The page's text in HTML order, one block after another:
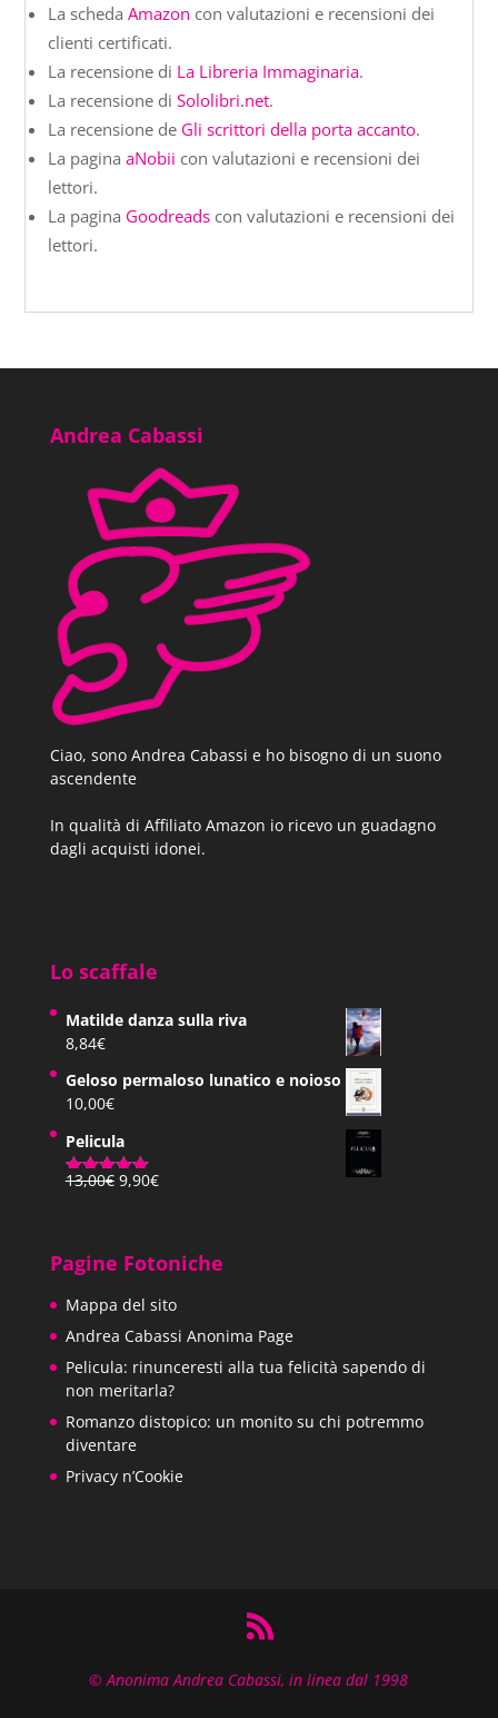
La schedaAmazon con valutazioni e recensioni dei
clienti certificati.
La recensione di La Libreria Immaginaria.
La recensione diSololibri.net.
La recensione de Gli scrittori della porta accanto.
La paginaaNobii con valutazioni e recensioni dei
lettori.
La pagina Goodreads con valutazioni e recensioni dei
lettori.
Andrea Cabassi
Ciao, sono Andrea Cabassi e ho bisogno di un suono
ascendente
In qualità di Affiliato Amazon io ricevo un guadagno
dagli acquisti idonei.
Lo scaffale
Matilde danza sulla riva
8,84€
Geloso permaloso lunatico e noioso
10,00€
Pelicula
Valutato
13,00€ Il
13,00€.
9,90€Il
9,90€.
Pagine Fotoniche
Mappa del sito
Andrea Cabassi Anonima Page
Pelicula: rinunceresti alla tua felicità sapendo di
non meritarla?
Romanzo distopico: un monito su chi potremmo
diventare
Privacy n’Cookie
© Anonima Andrea Cabassi, in linea dal 1998